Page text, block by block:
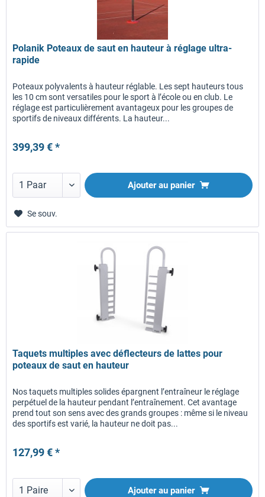
Polanik Poteaux de saut en hauteur à réglage ultra-
rapide
Poteaux polyvalents à hauteur réglable. Les sept hauteurs tous
les 10 cm sont versatiles pour le sport à l’école ou en club. Le
réglage est particulièrement avantageux pour les groupes de
sportifs de niveaux différents. La hauteur...
399,39 € *
Ajouter au panier
Se souv.
Taquets multiples avec déflecteurs de lattes pour
poteaux de saut en hauteur
Nos taquets multiples solides épargnent l’entraîneur le réglage
perpétuel de la hauteur pendant l’entraînement. Cet avantage
prend tout son sens avec des grands groupes : même si le niveau
des sportifs est varié, la hauteur ne doit pas...
127,99 € *
Ajouter au panier